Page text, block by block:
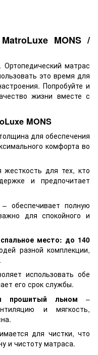
MONS /
матрас
это время для
Попробуйте и
жизни вместе с
MONS
для обеспечения
комфорта во
для тех, кто
и предпочитает
– обеспечивает полную
для спокойного и
место: до 140
разной комплекции,
использовать обе
его срок службы.
прошитый льном –
и мягкость,
для чистки, что
и чистоту матраса.